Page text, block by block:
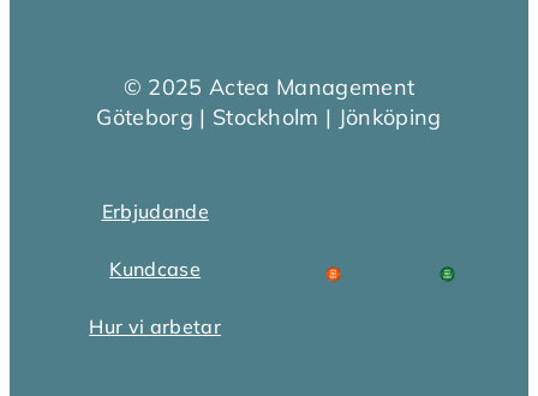
© 2025 Actea Management
Göteborg | Stockholm | Jönköping
Erbjudande
Kundcase
Hur vi arbetar